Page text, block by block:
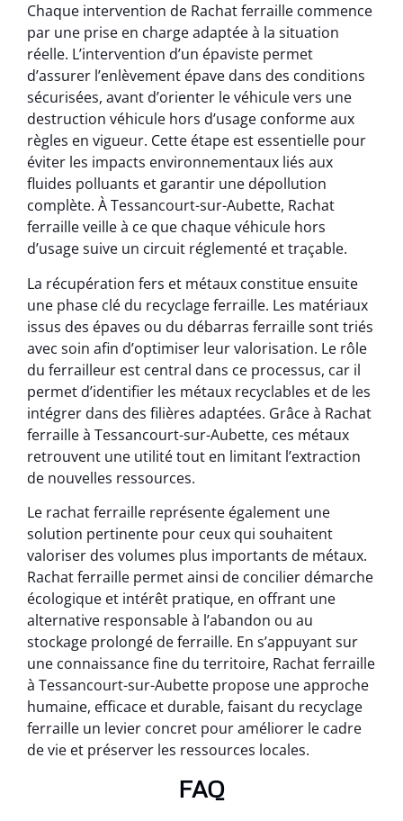
Chaque intervention de Rachat ferraille commence
par une prise en charge adaptée à la situation
réelle. L’intervention d’un épaviste permet
d’assurer l’enlèvement épave dans des conditions
sécurisées, avant d’orienter le véhicule vers une
destruction véhicule hors d’usage conforme aux
règles en vigueur. Cette étape est essentielle pour
éviter les impacts environnementaux liés aux
fluides polluants et garantir une dépollution
complète. À Tessancourt-sur-Aubette, Rachat
ferraille veille à ce que chaque véhicule hors
d’usage suive un circuit réglementé et traçable.
La récupération fers et métaux constitue ensuite
une phase clé du recyclage ferraille. Les matériaux
issus des épaves ou du débarras ferraille sont triés
avec soin afin d’optimiser leur valorisation. Le rôle
du ferrailleur est central dans ce processus, car il
permet d’identifier les métaux recyclables et de les
intégrer dans des filières adaptées. Grâce à Rachat
ferraille à Tessancourt-sur-Aubette, ces métaux
retrouvent une utilité tout en limitant l’extraction
de nouvelles ressources.
Le rachat ferraille représente également une
solution pertinente pour ceux qui souhaitent
valoriser des volumes plus importants de métaux.
Rachat ferraille permet ainsi de concilier démarche
écologique et intérêt pratique, en offrant une
alternative responsable à l’abandon ou au
stockage prolongé de ferraille. En s’appuyant sur
une connaissance fine du territoire, Rachat ferraille
à Tessancourt-sur-Aubette propose une approche
humaine, efficace et durable, faisant du recyclage
ferraille un levier concret pour améliorer le cadre
de vie et préserver les ressources locales.
FAQ